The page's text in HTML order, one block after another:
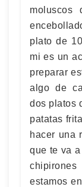
plato de
mi es un
preparar
algo de
dos platos
patatas
hacer una
que te va
estamos